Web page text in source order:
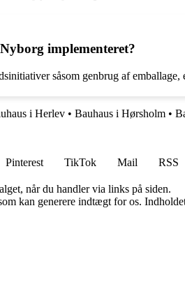
implementeret?
såsom genbrug af
i Herlev • Bauhaus i Hørsholm •
Pinterest TikTok Mail
RSS
når du handler via links på siden.
kan generere indtægt for os.